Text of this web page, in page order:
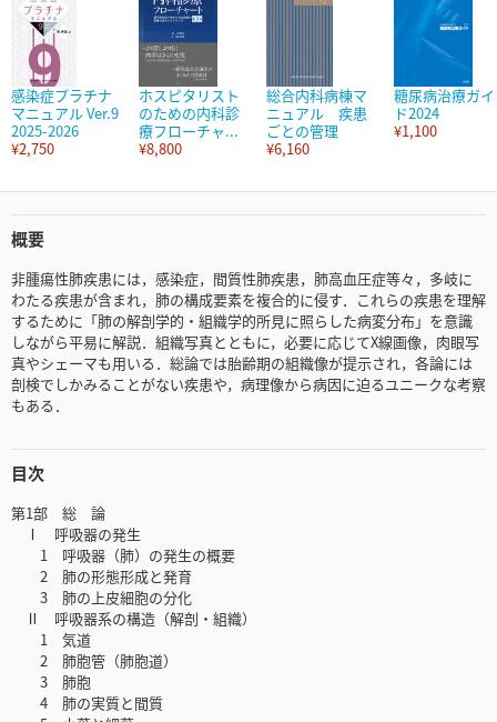
感染症プラチナ
マニュアル Ver.9
2025-2026
¥2,750
ホスピタリスト
のための内科診
療フローチャ...
¥8,800
総合内科病棟マ
ニュアル 疾患
ごとの管理
¥6,160
糖尿病治療ガイ
ド2024
¥1,100
概要
非腫瘍性肺疾患には，感染症，間質性肺疾患，肺高血圧症等々，多岐に
わたる疾患が含まれ，肺の構成要素を複合的に侵す．これらの疾患を理解
するために「肺の解剖学的・組織学的所見に照らした病変分布」を意識
しながら平易に解説．組織写真とともに，必要に応じてX線画像，肉眼写
真やシェーマも用いる．総論では胎齢期の組織像が提示され，各論には
剖検でしかみることがない疾患や，病理像から病因に迫るユニークな考察
もある．
目次
第1部 総 論
Ⅰ 呼吸器の発生
1 呼吸器（肺）の発生の概要
2 肺の形態形成と発育
3 肺の上皮細胞の分化
Ⅱ 呼吸器系の構造（解剖・組織）
1 気道
2 肺胞管（肺胞道）
3 肺胞
4 肺の実質と間質